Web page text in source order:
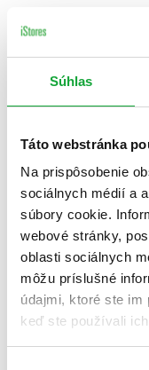
Súhlas
Táto webstránka
Na prispôsobenie
sociálnych médií a
súbory cookie.
webové stránky,
oblasti sociálnych
môžu príslušné
údajmi, ktoré ste im
keď ste používali